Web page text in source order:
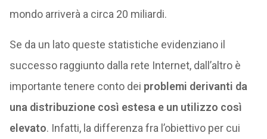
mondo arriverà a circa 20 miliardi.
Se da un lato queste statistiche evidenziano il
successo raggiunto dalla rete Internet, dall’altro è
importante tenere conto dei problemi derivanti da
una distribuzione così estesa e un utilizzo così
elevato. Infatti, la differenza fra l’obiettivo per cui